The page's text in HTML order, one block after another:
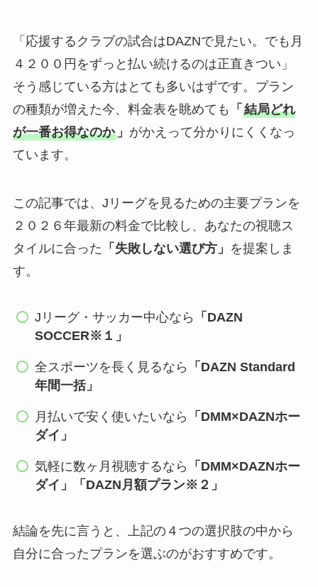
「応援するクラブの試合はDAZNで見たい。でも月
４２００円をずっと払い続けるのは正直きつい」
そう感じている方はとても多いはずです。プラン
の種類が増えた今、料金表を眺めても
「 結局どれ
が一番お得なのか」 がかえって分かりにくくなっ
ています。
この記事では、Jリーグを見るための主要プランを
２０２６年最新の料金で比較し、あなたの視聴ス
タイルに合った 「失敗しない選び方」 を提案しま
す。
Jリーグ・サッカー中心なら
「DAZN
SOCCER※１」
全スポーツを長く見るなら
「DAZN Standard
年間一括」
月払いで安く使いたいなら
「DMM×DAZNホー
ダイ」
気軽に数ヶ月視聴するなら
「DMM×DAZNホー
ダイ」「DAZN月額プラン※２」
結論を先に言うと、上記の４つの選択肢の中から
自分に合ったプランを選ぶのがおすすめです。